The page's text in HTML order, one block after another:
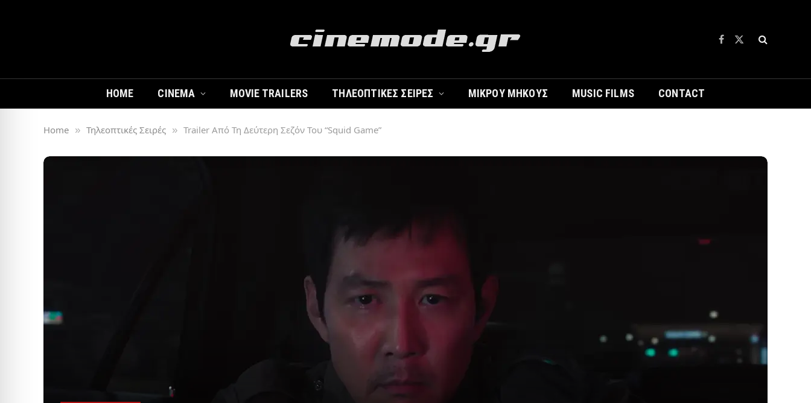
Facebook
X
HOME CINEMA MOVIE TRAILERS ΤΗΛΕΟΠΤΙΚΈΣ ΣΕΙΡΈΣ ΜΙΚΡΟΎ ΜΉΚΟΥΣ MUSIC FILMS CONTACT
Home » Τηλεοπτικές Σειρές » Trailer Από Τη Δεύτερη Σεζόν Του “Squid Game”